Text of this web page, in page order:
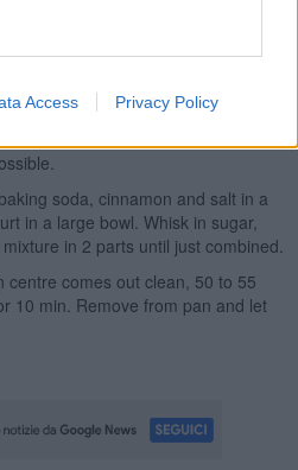
Access Privacy Policy
soda, cinnamon and salt in a
in a large bowl. Whisk in sugar,
in 2 parts until just combined.
comes out clean, 50 to 55
10 min. Remove from pan and let